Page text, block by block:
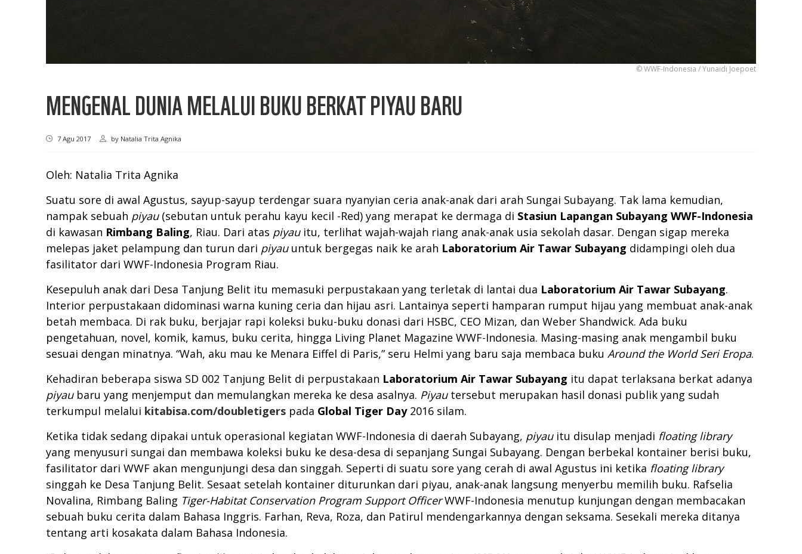
© WWF-Indonesia / Yunaidi Joepoet
MENGENAL DUNIA MELALUI BUKU BERKAT PIYAU BARU
7 Agu 2017 by Natalia Trita Agnika
Oleh: Natalia Trita Agnika
Suatu sore di awal Agustus, sayup-sayup terdengar suara nyanyian ceria anak-anak dari arah Sungai Subayang. Tak lama kemudian,
nampak sebuah piyau(sebutan untuk perahu kayu kecil -Red) yang merapat ke dermaga di Stasiun Lapangan Subayang WWF-Indonesia
di kawasan Rimbang Baling, Riau. Dari atas piyauitu, terlihat wajah-wajah riang anak-anak usia sekolah dasar. Dengan sigap mereka
melepas jaket pelampung dan turun dari piyauuntuk bergegas naik ke arah Laboratorium Air Tawar Subayang didampingi oleh dua
fasilitator dari WWF-Indonesia Program Riau.
Kesepuluh anak dari Desa Tanjung Belit itu memasuki perpustakaan yang terletak di lantai dua Laboratorium Air Tawar Subayang.
Interior perpustakaan didominasi warna kuning ceria dan hijau asri. Lantainya seperti hamparan rumput hijau yang membuat anak-anak
betah membaca. Di rak buku, berjajar rapi koleksi buku-buku donasi dari HSBC, CEO Mizan, dan Weber Shandwick. Ada buku
pengetahuan, novel, komik, kamus, buku cerita, hingga Living Planet Magazine WWF-Indonesia. Masing-masing anak mengambil buku
sesuai dengan minatnya. “Wah, aku mau ke Menara Eiffel di Paris,” seru Helmi yang baru saja membaca buku Around the World Seri Eropa.
Kehadiran beberapa siswa SD 002 Tanjung Belit di perpustakaan Laboratorium Air Tawar Subayang itu dapat terlaksana berkat adanya
piyaubaru yang menjemput dan memulangkan mereka ke desa asalnya. Piyau tersebut merupakan hasil donasi publik yang sudah
terkumpul melalui kitabisa.com/doubletigers pada Global Tiger Day2016 silam.
Ketika tidak sedang dipakai untuk operasional kegiatan WWF-Indonesia di daerah Subayang, piyauitu disulap menjadi floating library
yang menyusuri sungai dan membawa koleksi buku ke desa-desa di sepanjang Sungai Subayang. Dengan berbekal kontainer berisi buku,
fasilitator dari WWF akan mengunjungi desa dan singgah. Seperti di suatu sore yang cerah di awal Agustus ini ketika floating library
singgah ke Desa Tanjung Belit. Sesaat setelah kontainer diturunkan dari piyau, anak-anak langsung menyerbu memilih buku. Rafselia
Novalina, Rimbang Baling Tiger-Habitat Conservation Program Support OfficerWWF-Indonesia menutup kunjungan dengan membacakan
sebuah buku cerita dalam Bahasa Inggris. Farhan, Reva, Roza, dan Patirul mendengarkannya dengan seksama. Sesekali mereka ditanya
tentang arti kosakata dalam Bahasa Indonesia.